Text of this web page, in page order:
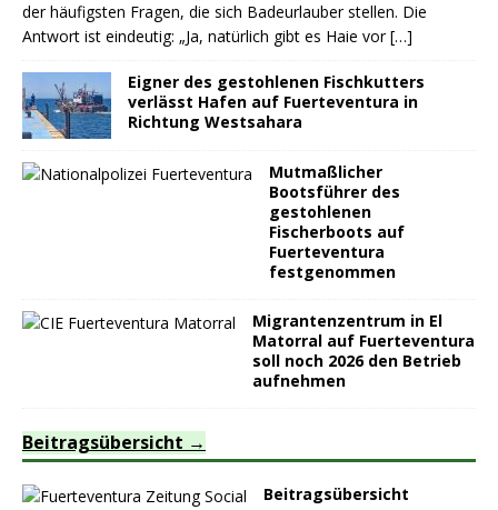
der häufigsten Fragen, die sich Badeurlauber stellen. Die
Antwort ist eindeutig: „Ja, natürlich gibt es Haie vor[…]
Eigner des gestohlenen Fischkutters
verlässt Hafen auf Fuerteventura in
Richtung Westsahara
Mutmaßlicher
Bootsführer des
gestohlenen
Fischerboots auf
Fuerteventura
festgenommen
Migrantenzentrum in El
Matorral auf Fuerteventura
soll noch 2026 den Betrieb
aufnehmen
Beitragsübersicht
Beitragsübersicht